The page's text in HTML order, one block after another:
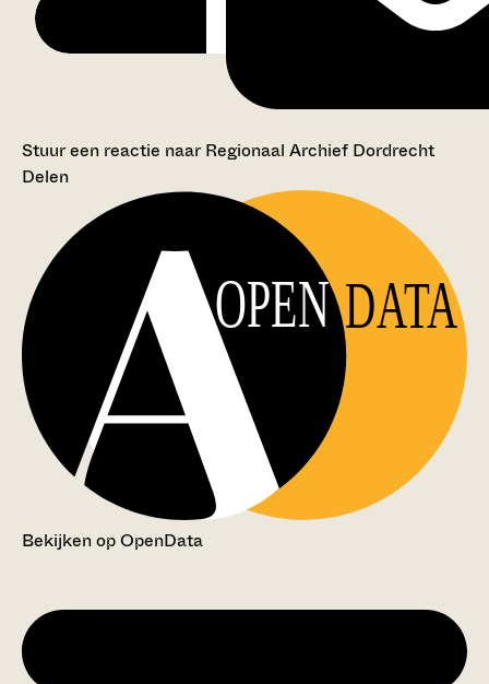
Stuur een reactie naar Regionaal Archief Dordrecht
Delen
OPEN DATA
Bekijken op OpenData